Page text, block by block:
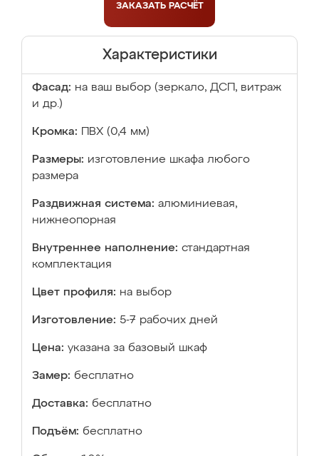
ЗАКАЗАТЬ РАСЧЁТ
Характеристики
Фасад: на ваш выбор (зеркало, ДСП, витраж
и др.)
Кромка: ПВХ (0,4 мм)
Размеры: изготовление шкафа любого
размера
Раздвижная система: алюминиевая,
нижнеопорная
Внутреннее наполнение: стандартная
комплектация
Цвет профиля: на выбор
Изготовление: 5-7 рабочих дней
Цена: указана за базовый шкаф
Замер: бесплатно
Доставка: бесплатно
Подъём: бесплатно